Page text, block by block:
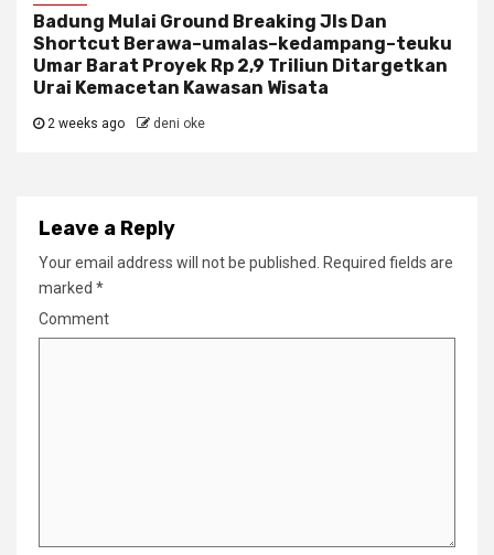
Badung Mulai Ground Breaking Jls Dan
Shortcut Berawa–umalas–kedampang–teuku
Umar Barat Proyek Rp 2,9 Triliun Ditargetkan
Urai Kemacetan Kawasan Wisata
2 weeks ago deni oke
Leave a Reply
Your email address will not be published.
Required fields are
marked *
Comment